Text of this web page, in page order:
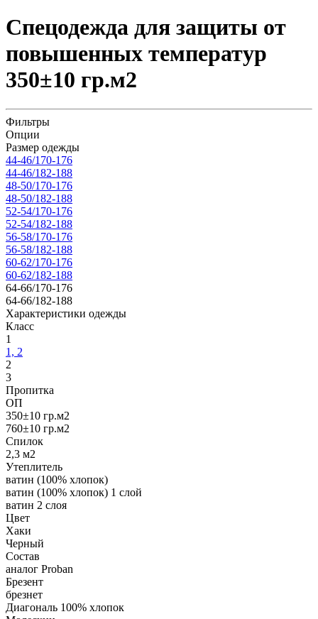
Спецодежда для защиты от
повышенных температур
350±10 гр.м2
Фильтры
Опции
Размер одежды
44-46/170-176
44-46/182-188
48-50/170-176
48-50/182-188
52-54/170-176
52-54/182-188
56-58/170-176
56-58/182-188
60-62/170-176
60-62/182-188
64-66/170-176
64-66/182-188
Характеристики одежды
Класс
1
1, 2
2
3
Пропитка
ОП
350±10 гр.м2
760±10 гр.м2
Спилoк
2,3 м2
Утеплитель
ватин (100% хлопок)
ватин (100% хлопок) 1 слой
ватин 2 слоя
Цвет
Хаки
Черный
Состав
аналог Proban
Брезент
брезнет
Диагональ 100% хлопок